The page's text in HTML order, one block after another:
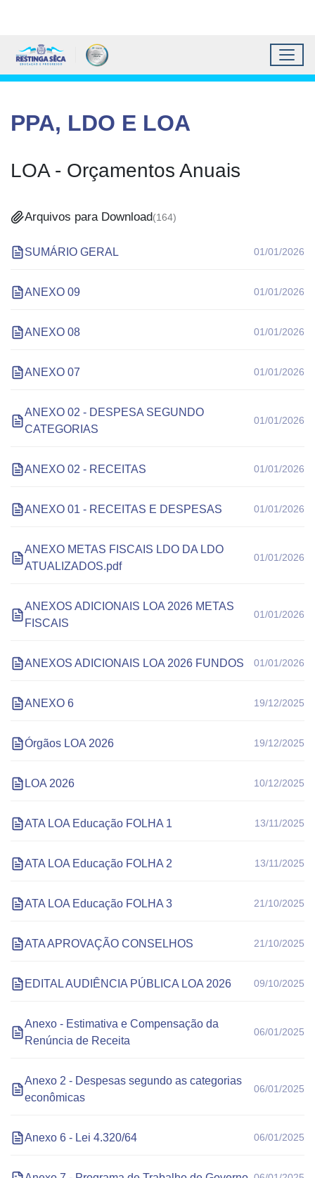
Topo do site
Ir para conteúdo principal
Todos os atalhos
Conteúdo principal
Conteúdo Principal
Prefeitura Municipal de
PPA, LDO E LOA
LOA - Orçamentos Anuais
Arquivos para Download(164)
SUMÁRIO GERAL 01/01/2026
ANEXO 09 01/01/2026
ANEXO 08 01/01/2026
ANEXO 07 01/01/2026
ANEXO 02 - DESPESA SEGUNDO
CATEGORIAS
01/01/2026
ANEXO 02 - RECEITAS 01/01/2026
ANEXO 01 - RECEITAS E DESPESAS 01/01/2026
ANEXO METAS FISCAIS LDO DA LDO
ATUALIZADOS.pdf
01/01/2026
ANEXOS ADICIONAIS LOA 2026 METAS
FISCAIS
01/01/2026
ANEXOS ADICIONAIS LOA 2026 FUNDOS 01/01/2026
ANEXO 6 19/12/2025
Órgãos LOA 2026 19/12/2025
LOA 2026 10/12/2025
ATA LOA Educação FOLHA 1 13/11/2025
ATA LOA Educação FOLHA 2 13/11/2025
ATA LOA Educação FOLHA 3 21/10/2025
ATA APROVAÇÃO CONSELHOS 21/10/2025
EDITAL AUDIÊNCIA PÚBLICA LOA 2026 09/10/2025
Anexo - Estimativa e Compensação da
Renúncia de Receita
06/01/2025
Anexo 2 - Despesas segundo as categorias
econômicas
06/01/2025
Anexo 6 - Lei 4.320/64 06/01/2025